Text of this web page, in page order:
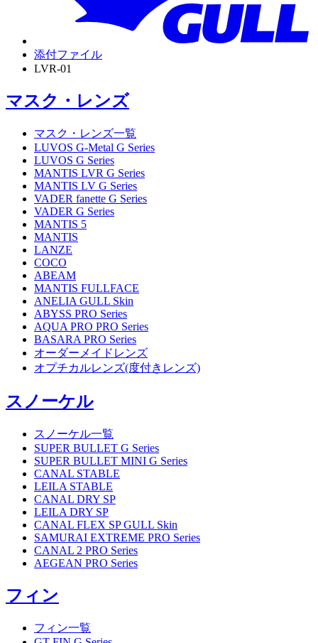
添付ファイル
LVR-01
マスク・レンズ
マスク・レンズ一覧
LUVOS G-Metal G Series
LUVOS G Series
MANTIS LVR G Series
MANTIS LV G Series
VADER fanette G Series
VADER G Series
MANTIS 5
MANTIS
LANZE
COCO
ABEAM
MANTIS FULLFACE
ANELIA GULL Skin
ABYSS PRO Series
AQUA PRO PRO Series
BASARA PRO Series
オーダーメイドレンズ
オプチカルレンズ(度付きレンズ)
スノーケル
スノーケル一覧
SUPER BULLET G Series
SUPER BULLET MINI G Series
CANAL STABLE
LEILA STABLE
CANAL DRY SP
LEILA DRY SP
CANAL FLEX SP GULL Skin
SAMURAI EXTREME PRO Series
CANAL 2 PRO Series
AEGEAN PRO Series
フィン
フィン一覧